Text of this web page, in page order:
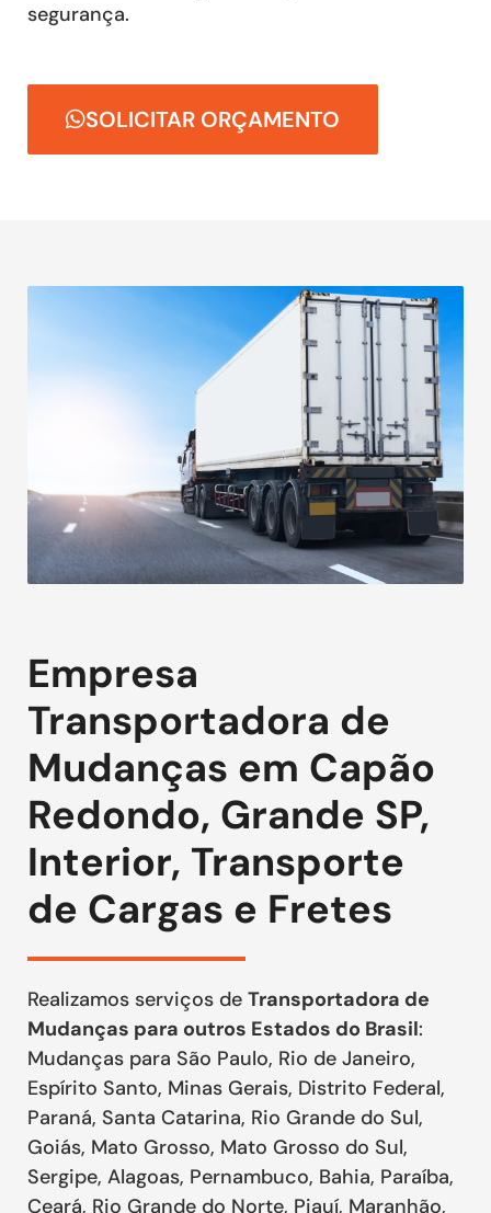
segurança.
SOLICITAR ORÇAMENTO
Empresa
Transportadora de
Mudanças em Capão
Redondo, Grande SP,
Interior, Transporte
de Cargas e Fretes
Realizamos serviços de Transportadora de
Mudanças para outros Estados do Brasil:
Mudanças para São Paulo, Rio de Janeiro,
Espírito Santo, Minas Gerais, Distrito Federal,
Paraná, Santa Catarina, Rio Grande do Sul,
Goiás, Mato Grosso, Mato Grosso do Sul,
Sergipe, Alagoas, Pernambuco, Bahia, Paraíba,
Ceará, Rio Grande do Norte, Piauí, Maranhão,